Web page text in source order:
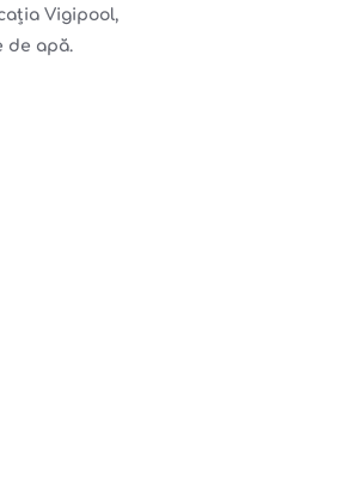
Vigipool,
de apă.